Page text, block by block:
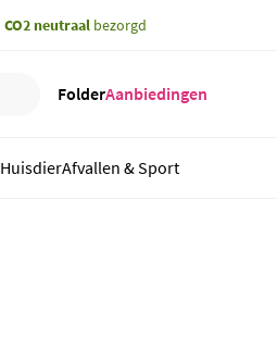
CO2 neutraal bezorgd
FolderAanbiedingen
HuisdierAfvallen & Sport